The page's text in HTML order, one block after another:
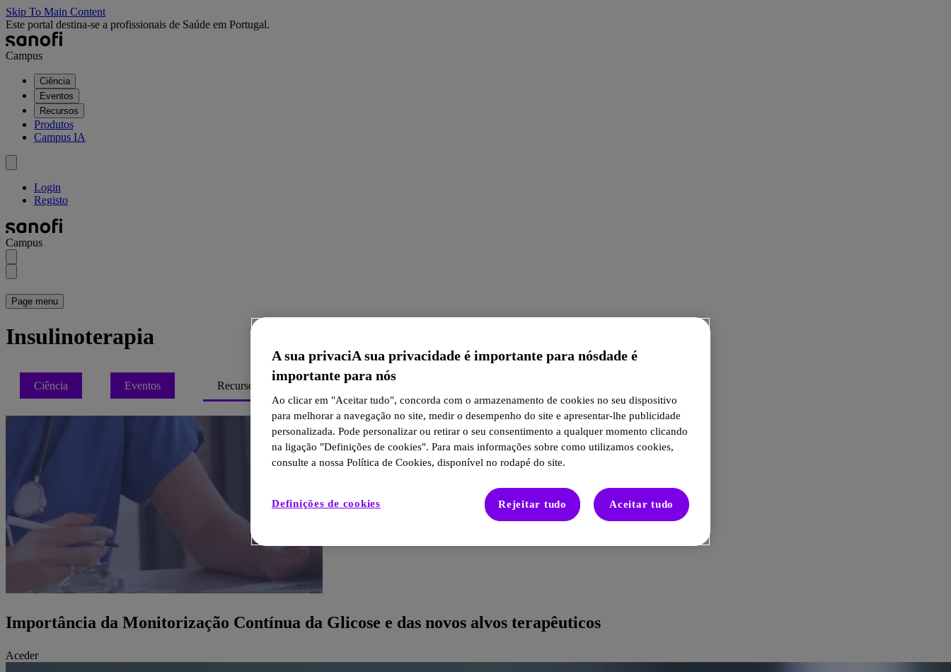
Skip To Main Content
Este portal destina-se a profissionais de Saúde em Portugal.
Campus
Ciência
Eventos
Recursos
Produtos
Campus IA
Login
Registo
Campus
Page menu
Insulinoterapia
Ciência Eventos Recursos
Importância da Monitorização Contínua da Glicose e das novos alvos terapêuticos
Aceder
A sua privaciA sua privacidade é importante para nósdade é
importante para nós
Ao clicar em "Aceitar tudo", concorda com o armazenamento de cookies no seu dispositivo
para melhorar a navegação no site, medir o desempenho do site e apresentar-lhe publicidade
personalizada. Pode personalizar ou retirar o seu consentimento a qualquer momento clicando
na ligação "Definições de cookies". Para mais informações sobre como utilizamos cookies,
consulte a nossa Política de Cookies, disponível no rodapé do site.
Definições de cookies Rejeitar tudo Aceitar tudo